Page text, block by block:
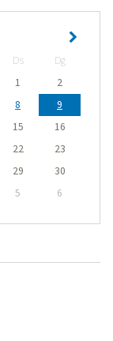
Ds
Dg
1
2
8
9
15
16
22
23
29
30
5 6